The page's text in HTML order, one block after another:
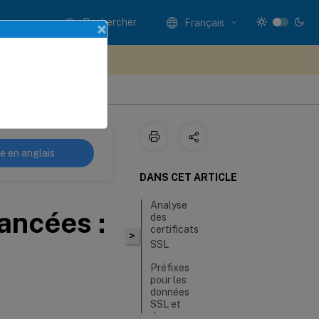
Rechercher Français
en anglais
:
>
DANS CET ARTICLE
Analyse
des
certificats
SSL
Préfixes
pour les
données
SSL et
de
×